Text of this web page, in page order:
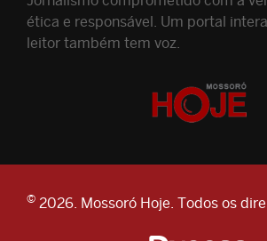
ética e responsável. Um portal
leitor também tem voz.
© 2026. Mossoró Hoje. Todos os